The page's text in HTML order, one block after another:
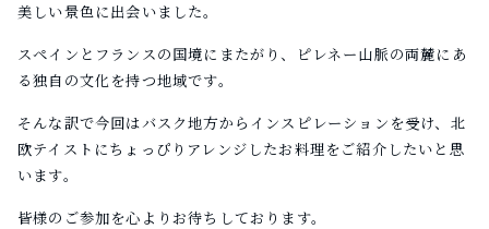
美しい景色に出会いました。
スペインとフランスの国境にまたがり、ピレネー山脈の両麓にあ
る独自の文化を持つ地域です。
そんな訳で今回はバスク地方からインスピレーションを受け、北
欧テイストにちょっぴりアレンジしたお料理をご紹介したいと思
います。
皆様のご参加を心よりお待ちしております。